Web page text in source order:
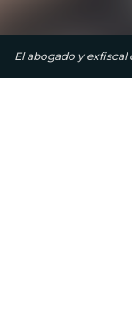
El abogado y exfiscal